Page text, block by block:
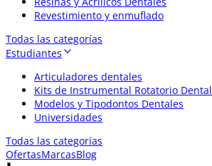
Revestimiento y enmuflado
Todas las categorías
Estudiantes
Articuladores dentales
Kits de Instrumental Rotatorio Dental
Modelos y Tipodontos Dentales
Universidades
Todas las categorías
OfertasMarcasBlog